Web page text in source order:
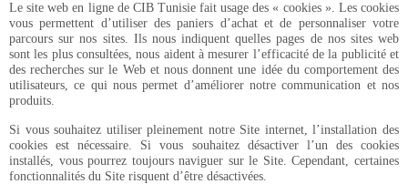
Le site web en ligne de CIB Tunisie fait usage des « cookies ». Les cookies
vous permettent d’utiliser des paniers d’achat et de personnaliser votre
parcours sur nos sites. Ils nous indiquent quelles pages de nos sites web
sont les plus consultées, nous aident à mesurer l’efficacité de la publicité et
des recherches sur le Web et nous donnent une idée du comportement des
utilisateurs, ce qui nous permet d’améliorer notre communication et nos
produits.
Si vous souhaitez utiliser pleinement notre Site internet, l’installation des
cookies est nécessaire. Si vous souhaitez désactiver l’un des cookies
installés, vous pourrez toujours naviguer sur le Site. Cependant, certaines
fonctionnalités du Site risquent d’être désactivées.